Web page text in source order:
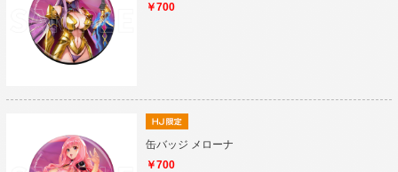
￥700
缶バッジ メローナ
￥700